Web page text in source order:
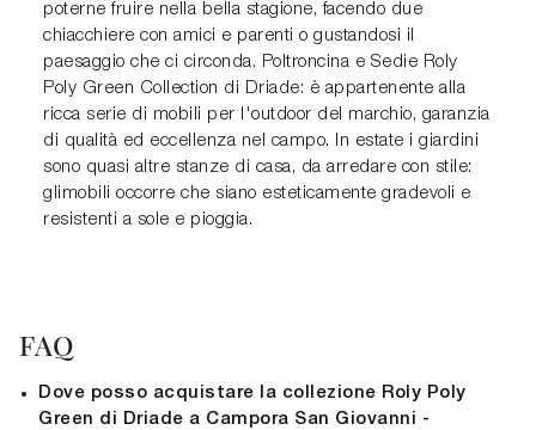
poterne fruire nella bella stagione, facendo due
chiacchiere con amici e parenti o gustandosi il
paesaggio che ci circonda. Poltroncina e Sedie Roly
Poly Green Collection di Driade: è appartenente alla
ricca serie di mobili per l'outdoor del marchio, garanzia
di qualità ed eccellenza nel campo. In estate i giardini
sono quasi altre stanze di casa, da arredare con stile:
glimobili occorre che siano esteticamente gradevoli e
resistenti a sole e pioggia.
FAQ
Dove posso acquistare la collezione Roly Poly
Green di Driade a Campora San Giovanni -